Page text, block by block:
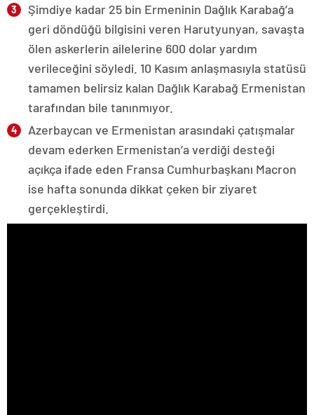
Şimdiye kadar 25 bin Ermeninin Dağlık Karabağ’a
geri döndüğü bilgisini veren Harutyunyan, savaşta
ölen askerlerin ailelerine 600 dolar yardım
verileceğini söyledi. 10 Kasım anlaşmasıyla statüsü
tamamen belirsiz kalan Dağlık Karabağ Ermenistan
tarafından bile tanınmıyor.
Azerbaycan ve Ermenistan arasındaki çatışmalar
devam ederken Ermenistan’a verdiği desteği
açıkça ifade eden Fransa Cumhurbaşkanı Macron
ise hafta sonunda dikkat çeken bir ziyaret
gerçekleştirdi.